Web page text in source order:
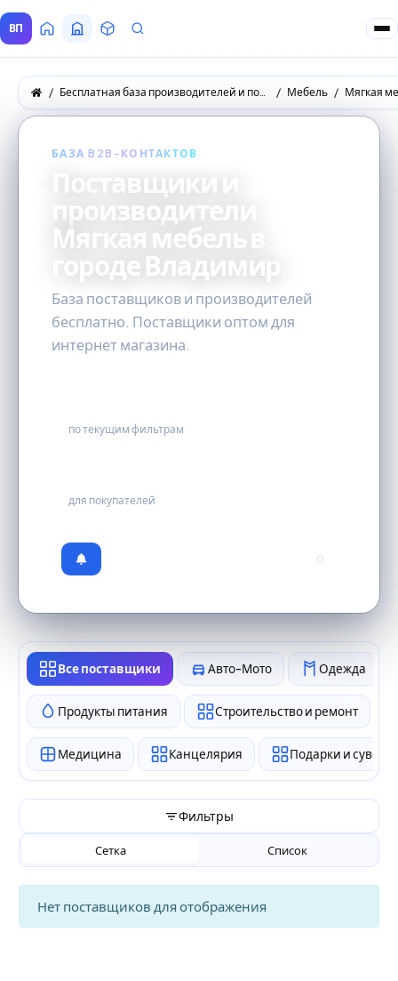
ВП ГлавнаяВсе Поставщики
ТоварыЗапросы покупателей
Бесплатная база производителей и поставщиков товаров оптом Мебель Мягкая
БАЗА B2B-КОНТАКТОВ
Поставщики и
производители
Мягкая мебель в
городе Владимир
База поставщиков и производителей
бесплатно. Поставщики оптом для
интернет магазина.
по текущим фильтрам
для покупателей
0
Все поставщики Авто-Мото Одежда
Продукты питания Строительство и ремонт
Медицина Канцелярия Подарки и
Фильтры
Сетка Список
Нет поставщиков для отображения